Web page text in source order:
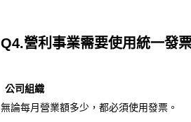
Q4.營利事業需要使用統一發
公司組織
無論每月營業額多少，都必須使用發票。